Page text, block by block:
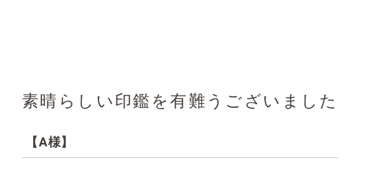
素晴らしい印鑑を有難うございました
【A様】